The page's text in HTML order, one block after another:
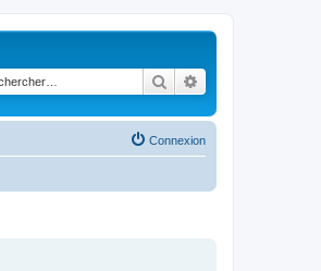
Rechercher
Connexion